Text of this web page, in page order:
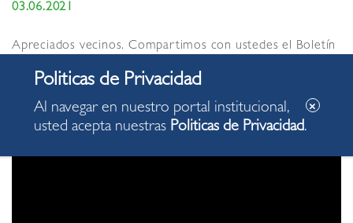
03.06.2021
Apreciados vecinos. Compartimos con ustedes el Boletín
de hoy jueves, 03 de junio de 2021, con algunas de las
acciones desarrolladas en nuestro distrito.
Al navegar en nuestro portal institucional,
usted acepta nuestras Politicas de Privacidad.